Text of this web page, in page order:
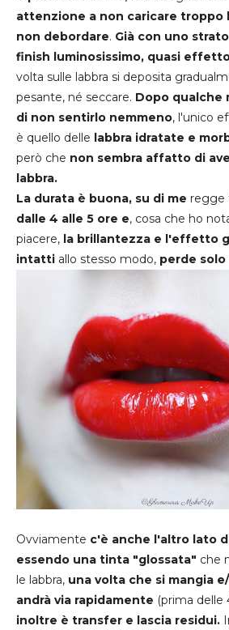
attenzione a non caricare troppo
non debordare. Già con uno
finish luminosissimo, quasi
volta sulle labbra si deposita
pesante, né seccare. Dopo qualche
di non sentirlo nemmeno, l'unico
è quello delle labbra idratate e
però che non sembra affatto di
labbra.
La durata è buona, su di me regge
dalle 4 alle 5 ore e, cosa che ho
piacere, la brillantezza e l'effetto
intatti allo stesso modo, perde
Ovviamente c'è anche l'altro lato
essendo una tinta "glossata" che
le labbra, una volta che si mangia
andrà via rapidamente (prima delle
inoltre è transfer e lascia residui.